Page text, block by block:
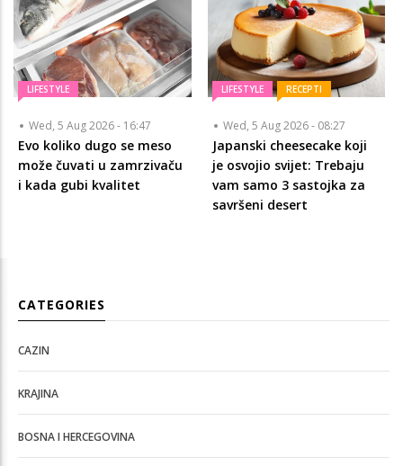
LIFESTYLE
Wed, 5 Aug 2026 - 16:47
Evo koliko dugo se meso
može čuvati u zamrzivaču
i kada gubi kvalitet
LIFESTYLE RECEPTI
Wed, 5 Aug 2026 - 08:27
Japanski cheesecake koji
je osvojio svijet: Trebaju
vam samo 3 sastojka za
savršeni desert
CATEGORIES
CAZIN
KRAJINA
BOSNA I HERCEGOVINA